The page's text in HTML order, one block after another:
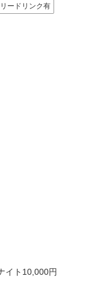
ードリンク有
ト10,000円